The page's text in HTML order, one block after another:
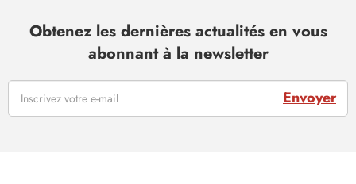
Obtenez les dernières actualités en vous
abonnant à la newsletter
Envoyer